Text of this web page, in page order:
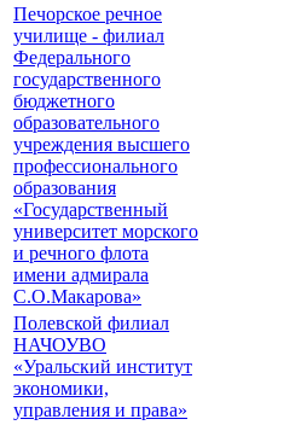
Печорское речное
училище - филиал
Федерального
государственного
бюджетного
образовательного
учреждения высшего
профессионального
образования
«Государственный
университет морского
и речного флота
имени адмирала
С.О.Макарова»
Полевской филиал
НАЧОУВО
«Уральский институт
экономики,
управления и права»